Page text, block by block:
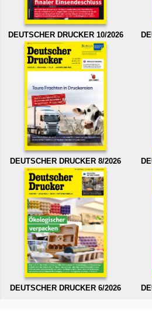
DEUTSCHER DRUCKER 10/2026
DEUTSCHER DRUCKER 8/2026
DEUTSCHER DRUCKER 6/2026